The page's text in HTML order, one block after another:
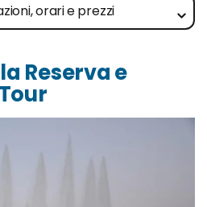
orari e prezzi
Reserva e